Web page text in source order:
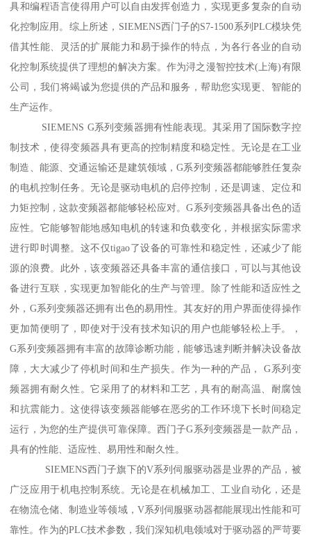
具和编程语言使得用户可以自由发挥创造力，实现更多复杂的自动
化控制应用。综上所述，SIEMENS西门子的S7-1500系列PLC模块凭
借其性能、灵活的扩展能力和易于操作的特点，为各行各业的自动
化控制系统提供了理想的解决方案。作为浔之漫智控技术(上海)有限
公司，我们将竭诚为您提供的产品和服务，帮助您实现更、智能的
生产运作。
SIEMENS G系列变频器拥有性能表现。其采用了国际数字控
制技术，使得变频器具有更高的控制精度和稳定性。无论是在工业
制造、能源、交通运输还是建筑领域，G系列变频器都能够胜任复杂
的电机控制任务。无论是驱动电机的启停控制，还是调速、定位和
力矩控制，这款变频器都能够轻松应对。G系列变频器具备出色的适
应性。它能够智能地感知电机的转速和负载变化，并根据实际需求
进行即时调整。这不仅tigao了设备的可靠性和稳定性，还减少了能
源的浪费。此外，该变频器还具备丰富的通信接口，可以与其他设
备进行互联，实现更加智能化的生产与管理。除了性能和适应性之
外，G系列变频器还拥有出色的易用性。其友好的用户界面使得操作
更加简便明了，即使对于没有技术知识的用户也能够轻松上手。，
G系列变频器拥有丰富的故障诊断功能，能够迅速判断并解决设备故
障，大大减少了停机时间和生产损失。作为一种的产品， G系列变
频器拥有耐久性。它采用了的材料和工艺，具有的耐高温、耐腐蚀
和抗震能力。这使得该变频器能够在恶劣的工作环境下长时间稳定
运行，为您的生产提供可靠保障。西门子G系列变频器是一款产品，
具有的性能、适应性、易用性和耐久性。
SIEMENS西门子旗下的V系列伺服驱动器是业界的产品，被
广泛应用于机电控制系统。无论是在机械加工、工业自动化，还是
在物流仓储、制造业等领域，V系列伺服驱动器都能展现出性能和可
靠性。作为的PLC技术参数，我们深知机电领域对于驱动器的严苛要